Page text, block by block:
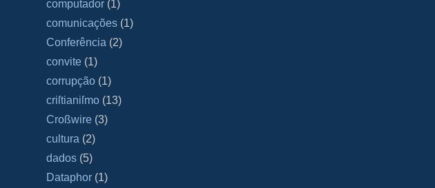
computador (1)
comunicações (1)
Conferência (2)
convite (1)
corrupção (1)
criſtianiſmo (13)
Croßwire (3)
cultura (2)
dados (5)
Dataphor (1)